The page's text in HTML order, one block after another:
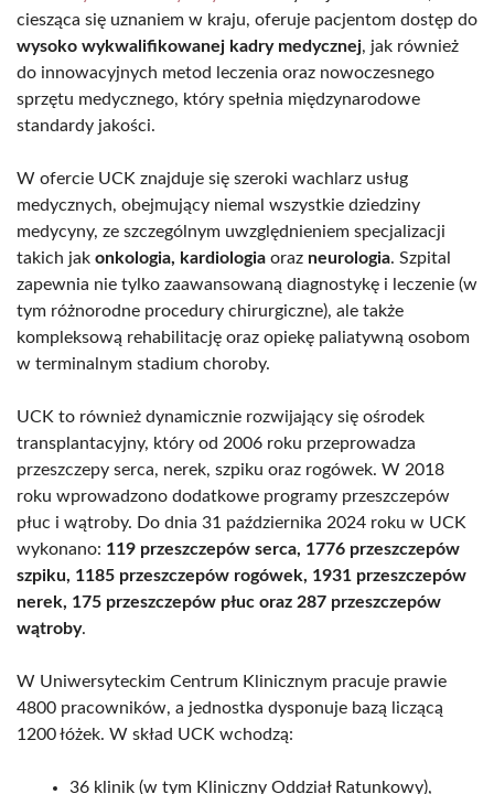
ciesząca się uznaniem w kraju, oferuje pacjentom dostęp do
wysoko wykwalifikowanej kadry medycznej, jak również
do innowacyjnych metod leczenia oraz nowoczesnego
sprzętu medycznego, który spełnia międzynarodowe
standardy jakości.
W ofercie UCK znajduje się szeroki wachlarz usług
medycznych, obejmujący niemal wszystkie dziedziny
medycyny, ze szczególnym uwzględnieniem specjalizacji
takich jak onkologia, kardiologia oraz neurologia. Szpital
zapewnia nie tylko zaawansowaną diagnostykę i leczenie (w
tym różnorodne procedury chirurgiczne), ale także
kompleksową rehabilitację oraz opiekę paliatywną osobom
w terminalnym stadium choroby.
UCK to również dynamicznie rozwijający się ośrodek
transplantacyjny, który od 2006 roku przeprowadza
przeszczepy serca, nerek, szpiku oraz rogówek. W 2018
roku wprowadzono dodatkowe programy przeszczepów
płuc i wątroby. Do dnia 31 października 2024 roku w UCK
wykonano: 119 przeszczepów serca, 1776 przeszczepów
szpiku, 1185 przeszczepów rogówek, 1931 przeszczepów
nerek, 175 przeszczepów płuc oraz 287 przeszczepów
wątroby.
W Uniwersyteckim Centrum Klinicznym pracuje prawie
4800 pracowników, a jednostka dysponuje bazą liczącą
1200 łóżek. W skład UCK wchodzą:
36 klinik (w tym Kliniczny Oddział Ratunkowy),